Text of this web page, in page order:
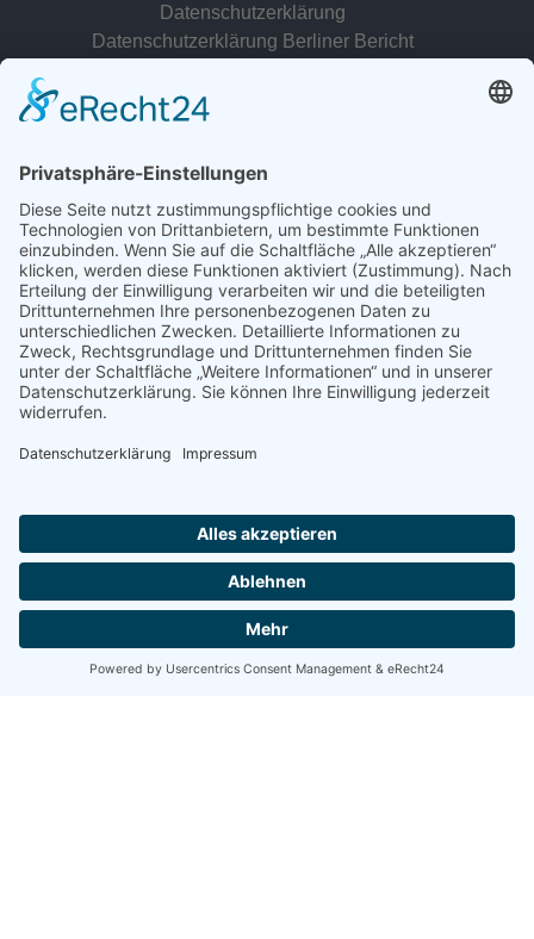
Datenschutzerklärung
Datenschutzerklärung Berliner Bericht
© 2022 - 2026 Dr. Christina Baum. Alle Rechte vorbehalten.